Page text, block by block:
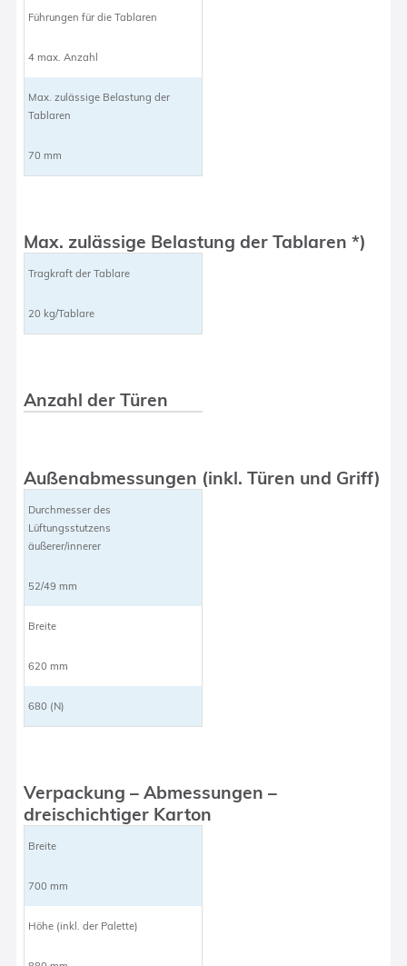
Führungen für die Tablaren
4 max. Anzahl
Max. zulässige Belastung der
Tablaren
70 mm
Max. zulässige Belastung der Tablaren *)
Tragkraft der Tablare
20 kg/Tablare
Anzahl der Türen
Außenabmessungen (inkl. Türen und Griff)
Durchmesser des
Lüftungsstutzens
äußerer/innerer
52/49 mm
Breite
620 mm
680 (N)
Verpackung – Abmessungen –
dreischichtiger Karton
Breite
700 mm
Höhe (inkl. der Palette)